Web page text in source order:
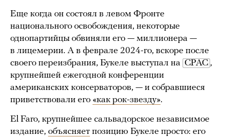
Еще когда он состоял в левом Фронте
национального освобождения, некоторые
однопартийцы обвиняли его — миллионера —
в лицемерии. А в феврале 2024-го, вскоре после
своего переизбрания, Букеле выступал на CPAC ,
крупнейшей ежегодной конференции
американских консерваторов, — и собравшиеся
приветствовали его «как рок-звезду».
El Faro, крупнейшее сальвадорское независимое
издание, объясняет позицию Букеле просто: его